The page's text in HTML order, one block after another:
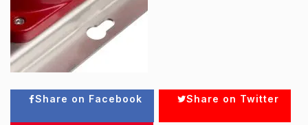
Share on Facebook Share on Twitter